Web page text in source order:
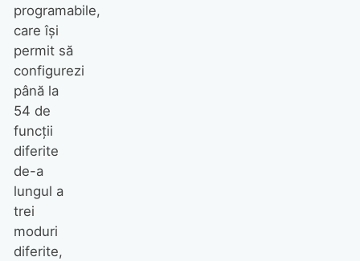
programabile,
care îşi
permit să
configurezi
până la
54 de
funcţii
diferite
de-a
lungul a
trei
moduri
diferite,